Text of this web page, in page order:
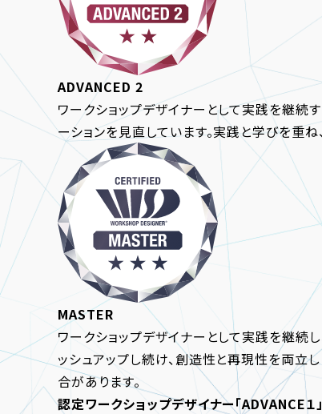
ADVANCED 2
ワークショップデザイナーとして実践を継続
ーションを見直しています。実践と学びを重
MASTER
ワークショップデザイナーとして実践を継続
ッシュアップし続け、創造性と再現性を両
合があります。
認定ワークショップデザイナー「ADVANCE